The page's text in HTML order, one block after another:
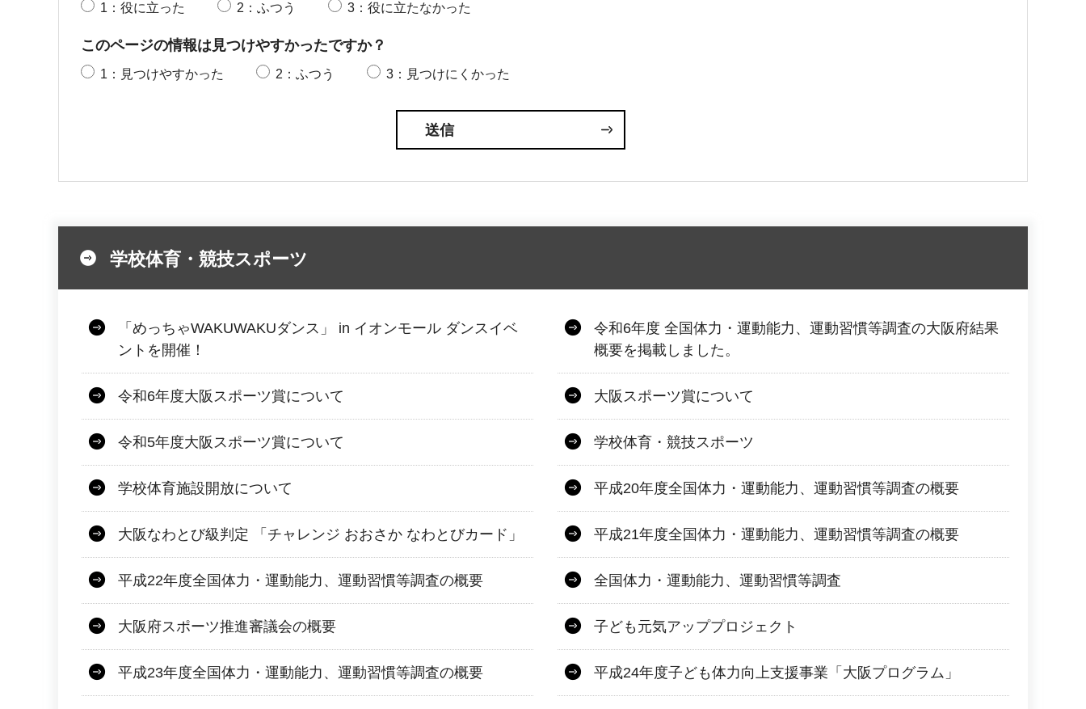
1：役に立った 2：ふつう 3：役に立たなかった
このページの情報は見つけやすかったですか？
1：見つけやすかった 2：ふつう 3：見つけにくかった
学校体育・競技スポーツ
「めっちゃWAKUWAKUダンス」 in イオンモール ダンスイベ
ントを開催！
令和6年度 全国体力・運動能力、運動習慣等調査の大阪府結果
概要を掲載しました。
令和6年度大阪スポーツ賞について 大阪スポーツ賞について
令和5年度大阪スポーツ賞について 学校体育・競技スポーツ
学校体育施設開放について 平成20年度全国体力・運動能力、運動習慣等調査の概要
大阪なわとび級判定 「チャレンジ おおさか なわとびカード」 平成21年度全国体力・運動能力、運動習慣等調査の概要
平成22年度全国体力・運動能力、運動習慣等調査の概要 全国体力・運動能力、運動習慣等調査
大阪府スポーツ推進審議会の概要 子ども元気アッププロジェクト
平成23年度全国体力・運動能力、運動習慣等調査の概要 平成24年度子ども体力向上支援事業「大阪プログラム」